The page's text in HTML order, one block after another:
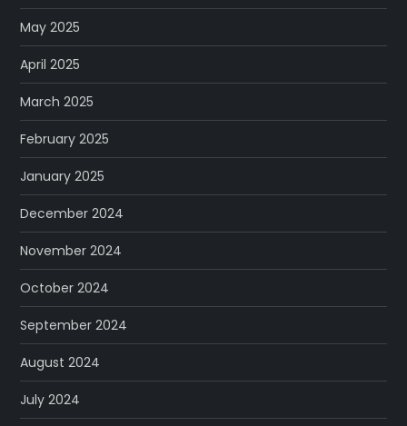
May 2025
April 2025
March 2025
February 2025
January 2025
December 2024
November 2024
October 2024
September 2024
August 2024
July 2024